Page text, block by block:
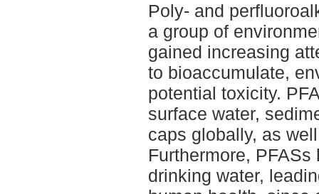
Poly- and
a group of
gained increasing
to bioaccumulate,
potential toxicity.
surface water,
caps globally, as
Furthermore,
drinking water,